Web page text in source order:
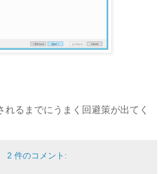
るまでにうまく回避策が出てく
2 件のコメント: